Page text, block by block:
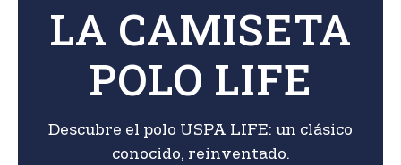
LA CAMISETA
POLO LIFE
Descubre el polo USPA LIFE: un clásico
conocido, reinventado.